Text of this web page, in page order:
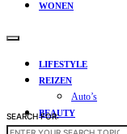
WONEN
LIFESTYLE
REIZEN
Auto’s
BEAUTY
FASHION
SEARCH FOR: